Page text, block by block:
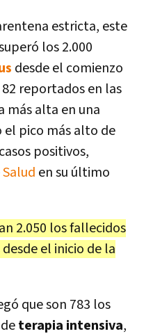
estricta, este
los 2.000
desde el comienzo
reportados en las
más alta en una
pico más alto de
positivos,
Salud en su último
2.050 los fallecidos
el inicio de la
que son 783 los
terapia intensiva,